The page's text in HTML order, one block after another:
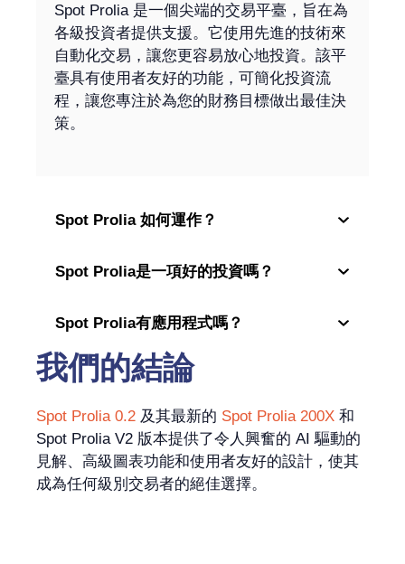
Spot Prolia 是一個尖端的交易平臺，旨在為
各級投資者提供支援。它使用先進的技術來
自動化交易，讓您更容易放心地投資。該平
臺具有使用者友好的功能，可簡化投資流
程，讓您專注於為您的財務目標做出最佳決
策。
Spot Prolia 如何運作？
Spot Prolia是一項好的投資嗎？
Spot Prolia有應用程式嗎？
我們的結論
Spot Prolia 0.2 及其最新的 Spot Prolia 200X 和
Spot Prolia V2 版本提供了令人興奮的 AI 驅動的
見解、高級圖表功能和使用者友好的設計，使其
成為任何級別交易者的絕佳選擇。